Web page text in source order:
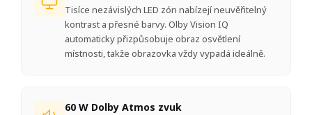
Tisíce nezávislých LED zón nabízejí neuvěřitelný
kontrast a přesné barvy. Olby Vision IQ
automaticky přizpůsobuje obraz osvětlení
místnosti, takže obrazovka vždy vypadá ideálně.
60 W Dolby Atmos zvuk